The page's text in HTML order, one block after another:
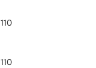
110
110